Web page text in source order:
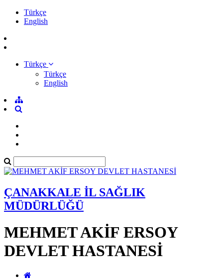
Türkçe
English
Türkçe
Türkçe
English
ÇANAKKALE İL SAĞLIK
MÜDÜRLÜĞÜ
MEHMET AKİF ERSOY
DEVLET HASTANESİ